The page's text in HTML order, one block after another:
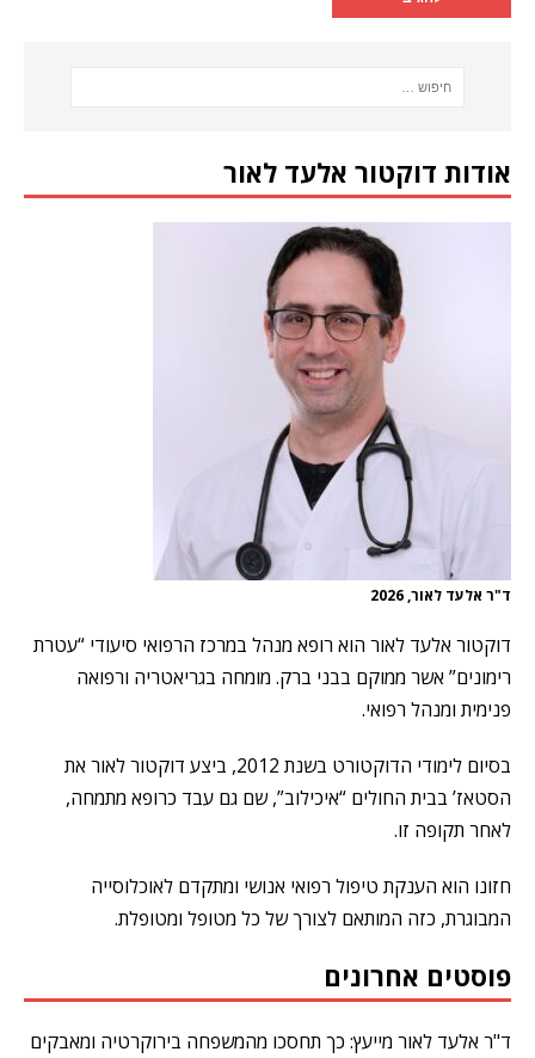
אודות דוקטור אלעד לאור
ד"ר אלעד לאור, 2026
דוקטור אלעד לאור הוא רופא מנהל במרכז הרפואי סיעודי “עטרת
רימונים” אשר ממוקם בבני ברק. מומחה בגריאטריה ורפואה
פנימית ומנהל רפואי.
בסיום לימודי הדוקטורט בשנת 2012, ביצע דוקטור לאור את
הסטאז’ בבית החולים “איכילוב”, שם גם עבד כרופא מתמחה,
לאחר תקופה זו.
חזונו הוא הענקת טיפול רפואי אנושי ומתקדם לאוכלוסייה
המבוגרת, כזה המותאם לצורך של כל מטופל ומטופלת.
פוסטים אחרונים
ד"ר אלעד לאור מייעץ: כך תחסכו מהמשפחה בירוקרטיה ומאבקים